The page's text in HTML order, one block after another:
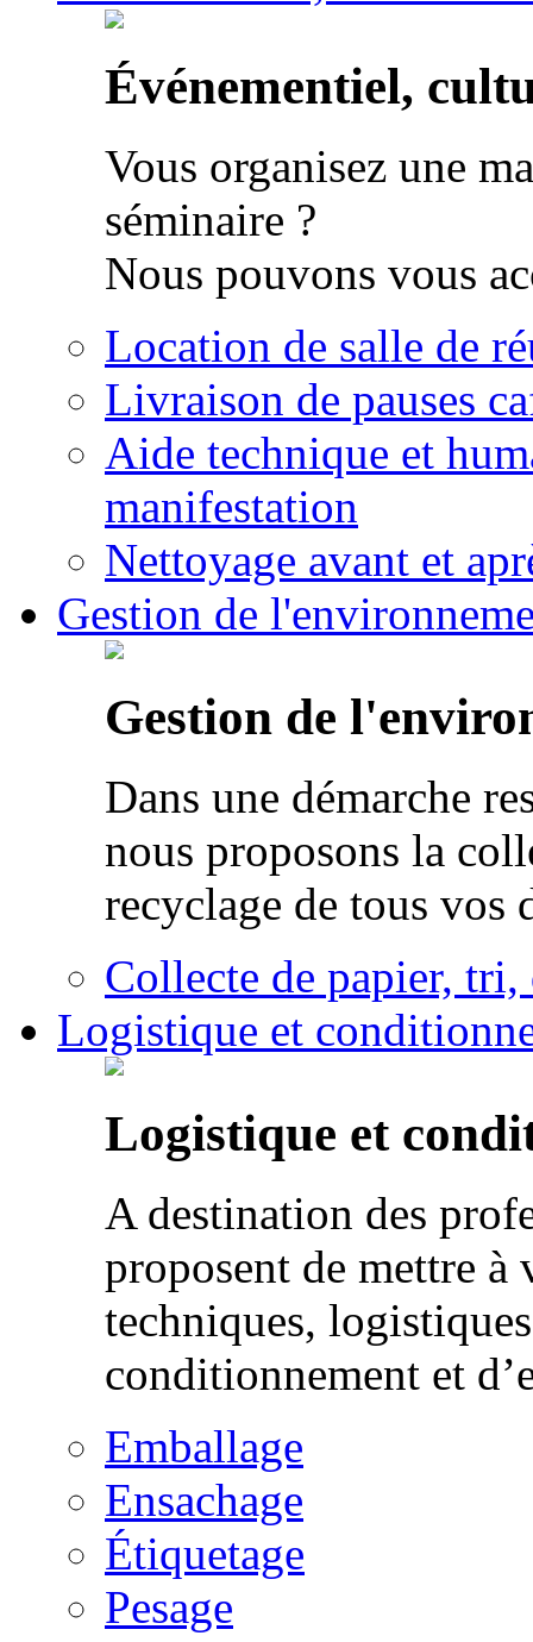
Événementiel,
Vous organisez une
séminaire ?
Nous pouvons vous
Location de salle de
Livraison de pauses
Aide technique et
manifestation
Nettoyage avant et
Gestion de
Gestion de
Dans une démarche
nous proposons la
recyclage de tous vos
Collecte de papier,
Logistique et
Logistique et
A destination des
proposent de mettre
techniques,
conditionnement et
Emballage
Ensachage
Étiquetage
Pesage